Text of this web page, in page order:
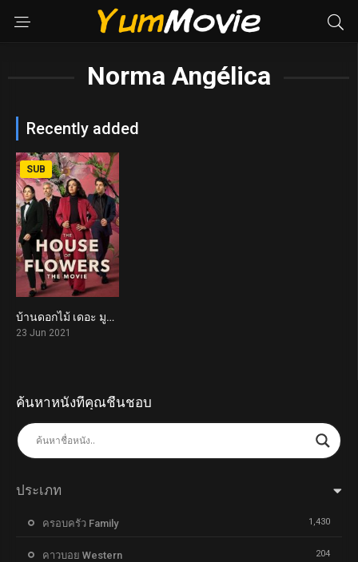
Norma Angélica
Recently added
5.7
SUB
บ้านดอกไม้ เดอะ มูฟวี่ The House of Flowers: The Movie (2021)
23 Jun 2021
ค้นหาหนังที่คุณชื่นชอบ
ประเภท
ครอบครัว Family 1,430
คาวบอย Western 204